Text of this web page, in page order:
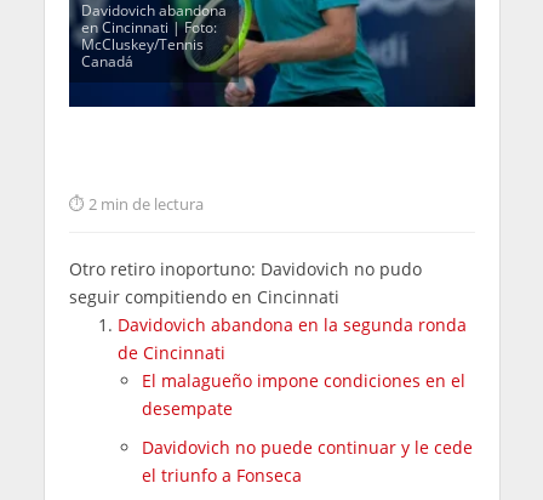
Davidovich abandona
en Cincinnati | Foto:
McCluskey/Tennis
Canadá
2 min de lectura
Otro retiro inoportuno: Davidovich no pudo
seguir compitiendo en Cincinnati
Davidovich abandona en la segunda ronda
de Cincinnati
El malagueño impone condiciones en el
desempate
Davidovich no puede continuar y le cede
el triunfo a Fonseca